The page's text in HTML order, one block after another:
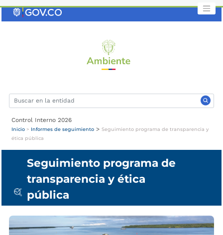
Control Interno 2026
Inicio > Informes de seguimiento > Seguimiento programa de transparencia y
ética pública
Seguimiento programa de
transparencia y ética
pública